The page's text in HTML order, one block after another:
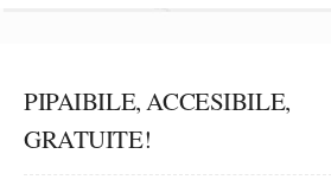
PIPAIBILE, ACCESIBILE,
GRATUITE!